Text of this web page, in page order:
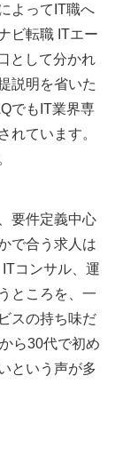
よってIT職へ
ビ転職 ITエー
として分かれ
説明を省いた
でもIT業界専
れています。
要件定義中心
で合う求人は
コンサル、運
ところを、一
スの持ち味だ
ら30代で初め
という声が多